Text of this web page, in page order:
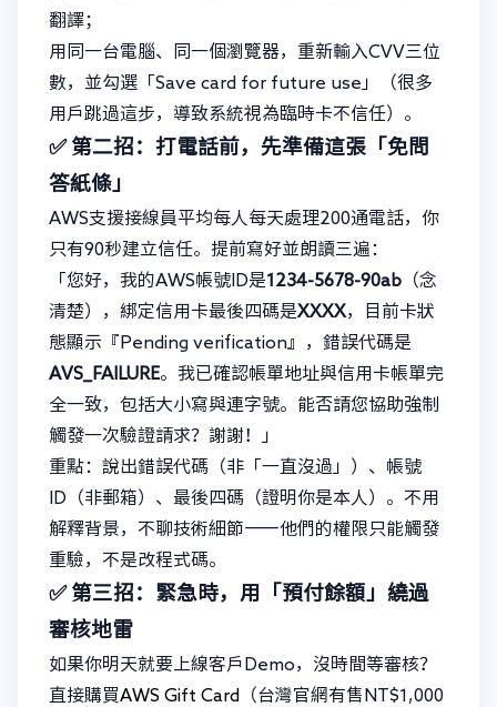
翻譯；
用同一台電腦、同一個瀏覽器，重新輸入CVV三位
數，並勾選「Save card for future use」（很多
用戶跳過這步，導致系統視為臨時卡不信任）。
✅ 第二招：打電話前，先準備這張「免問
答紙條」
AWS支援接線員平均每人每天處理200通電話，你
只有90秒建立信任。提前寫好並朗讀三遍：
「您好，我的AWS帳號ID是1234-5678-90ab （念
清楚），綁定信用卡最後四碼是XXXX，目前卡狀
態顯示『Pending verification』，錯誤代碼是
AVS_FAILURE。我已確認帳單地址與信用卡帳單完
全一致，包括大小寫與連字號。能否請您協助強制
觸發一次驗證請求？謝謝！」
重點：說出錯誤代碼（非「一直沒過」）、帳號
ID（非郵箱）、最後四碼（證明你是本人）。不用
解釋背景，不聊技術細節——他們的權限只能觸發
重驗，不是改程式碼。
✅ 第三招：緊急時，用「預付餘額」繞過
審核地雷
如果你明天就要上線客戶Demo，沒時間等審核？
直接購買AWS Gift Card （台灣官網有售NT$1,000